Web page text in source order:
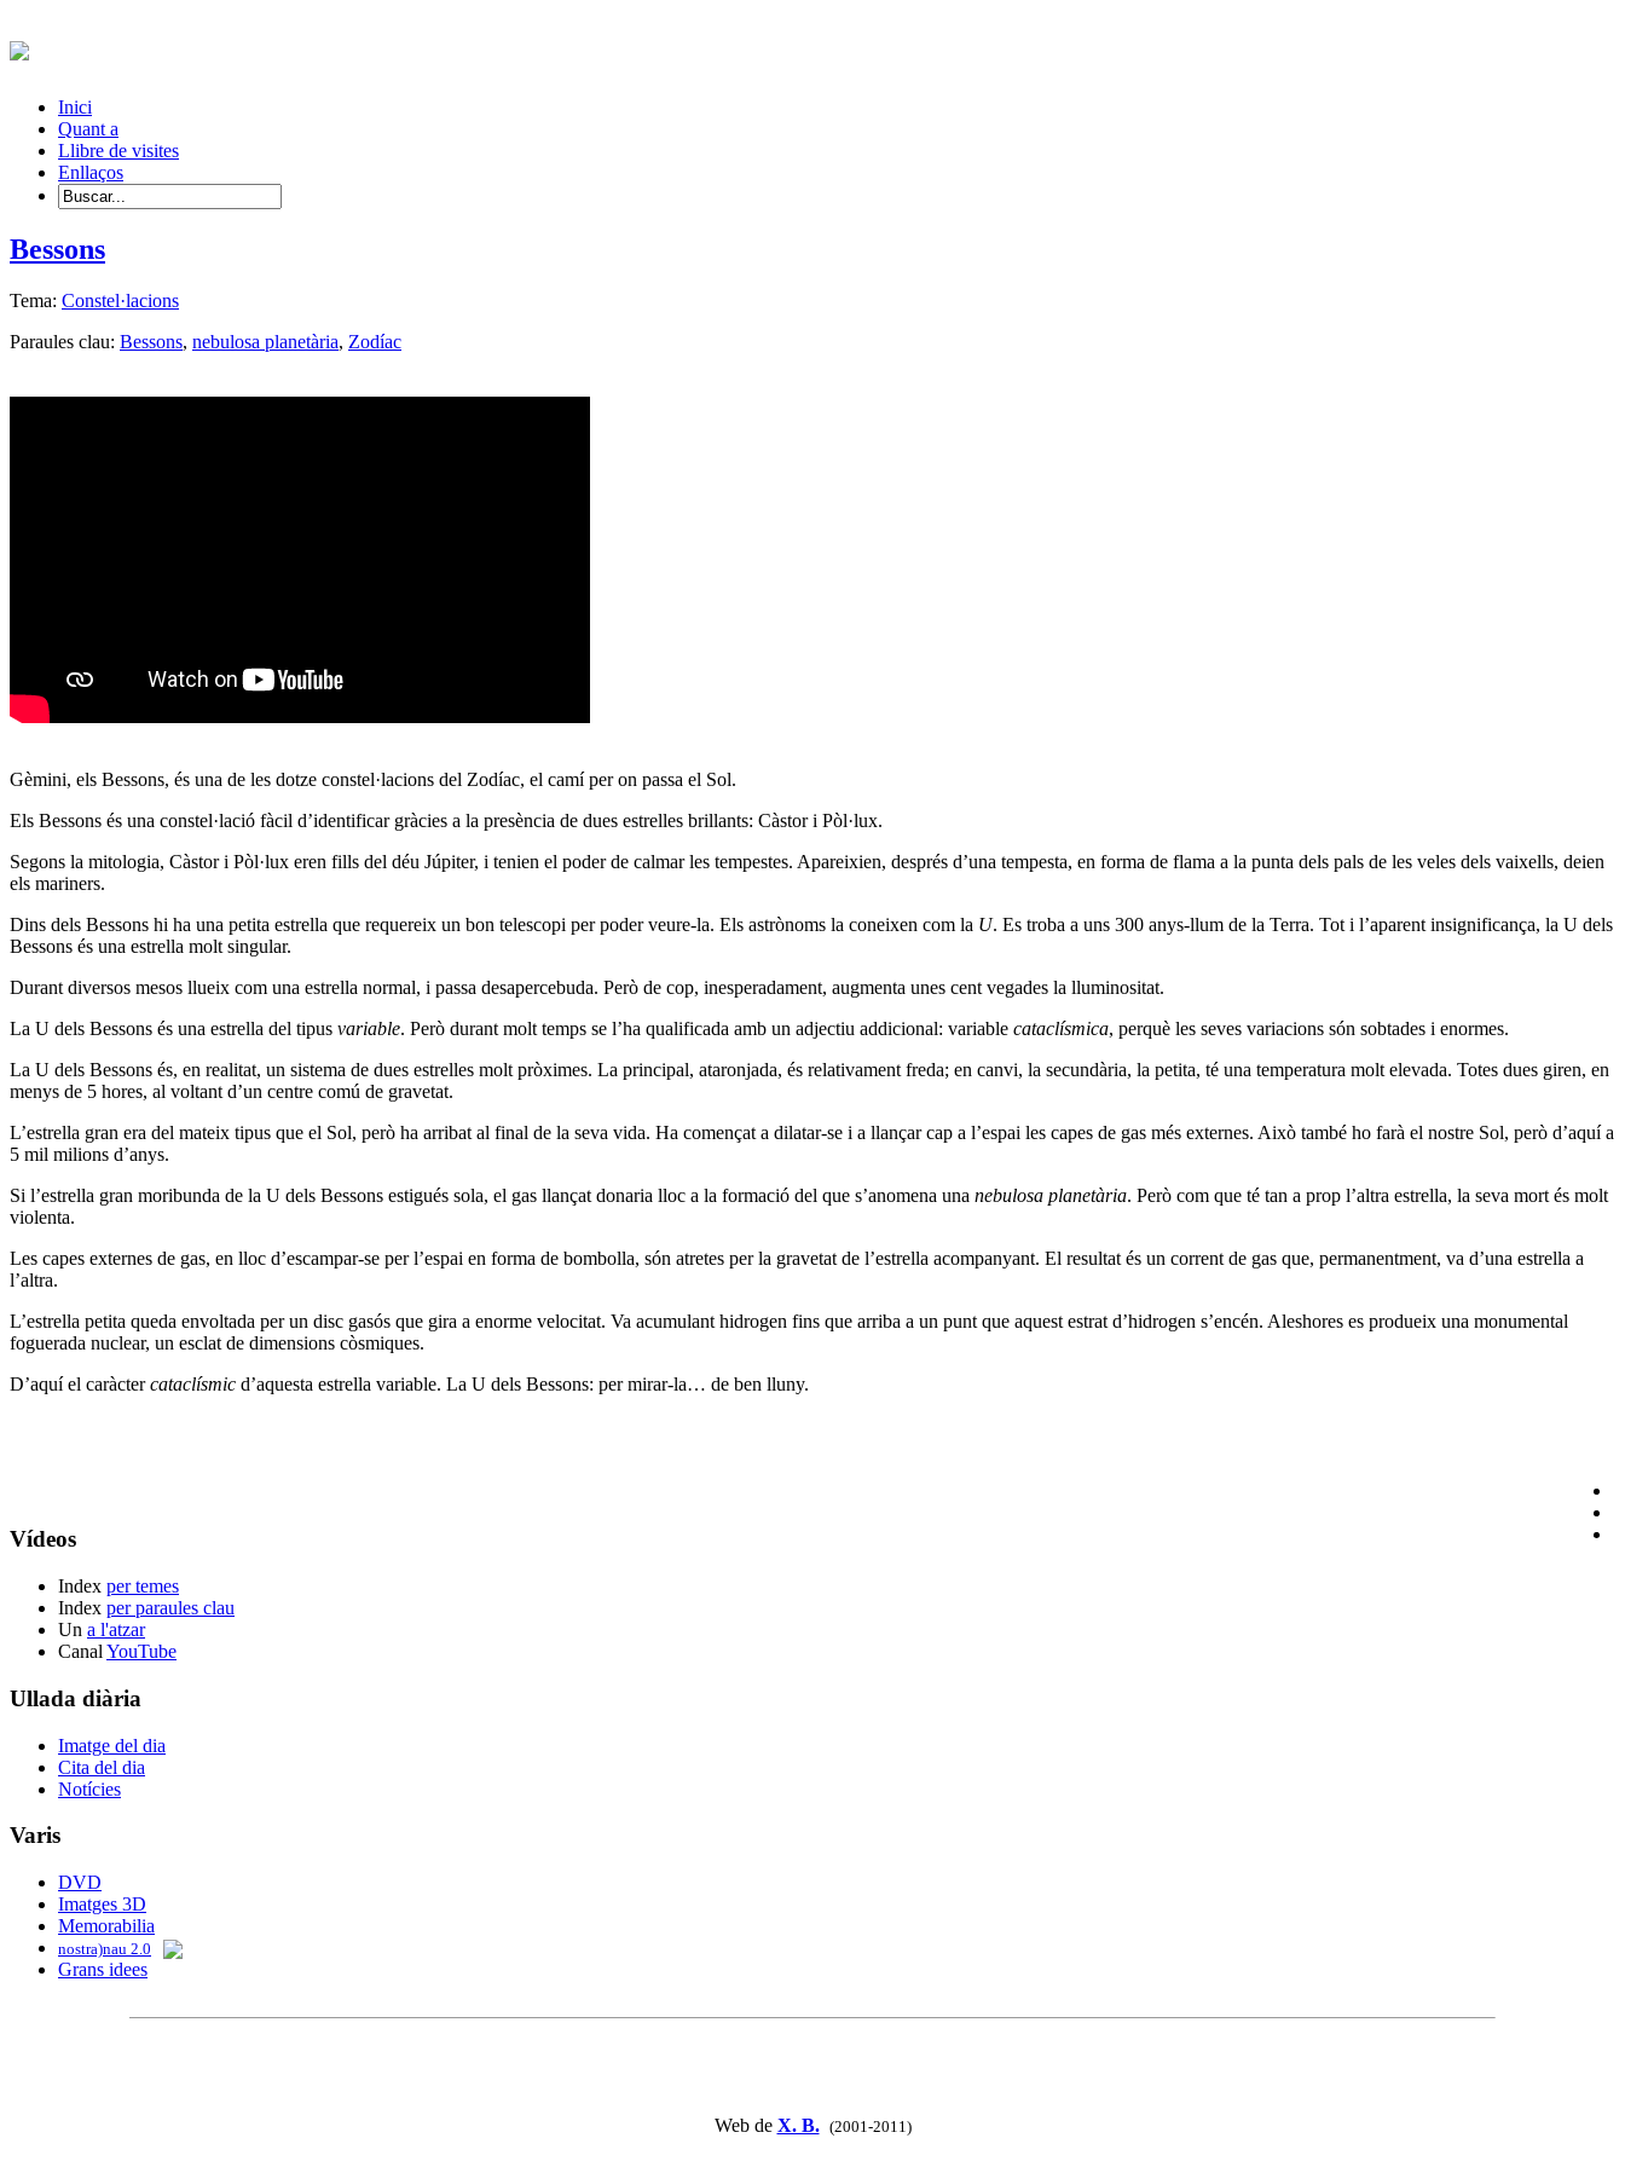
Inici
Quant a
Llibre de visites
Enllaços
Bessons
Tema: Constel·lacions
Paraules clau: Bessons, nebulosa planetària, Zodíac
Gèmini, els Bessons, és una de les dotze constel·lacions del Zodíac, el camí per on passa el Sol.
Els Bessons és una constel·lació fàcil d’identificar gràcies a la presència de dues estrelles brillants: Càstor i Pòl·lux.
Segons la mitologia, Càstor i Pòl·lux eren fills del déu Júpiter, i tenien el poder de calmar les tempestes. Apareixien, després d’una tempesta, en forma de flama a la punta dels pals de les veles dels vaixells, deien
els mariners.
Dins dels Bessons hi ha una petita estrella que requereix un bon telescopi per poder veure-la. Els astrònoms la coneixen com la U. Es troba a uns 300 anys-llum de la Terra. Tot i l’aparent insignificança, la U dels
Bessons és una estrella molt singular.
Durant diversos mesos llueix com una estrella normal, i passa desapercebuda. Però de cop, inesperadament, augmenta unes cent vegades la lluminositat.
La U dels Bessons és una estrella del tipus variable. Però durant molt temps se l’ha qualificada amb un adjectiu addicional: variable cataclísmica, perquè les seves variacions són sobtades i enormes.
La U dels Bessons és, en realitat, un sistema de dues estrelles molt pròximes. La principal, ataronjada, és relativament freda; en canvi, la secundària, la petita, té una temperatura molt elevada. Totes dues giren, en
menys de 5 hores, al voltant d’un centre comú de gravetat.
L’estrella gran era del mateix tipus que el Sol, però ha arribat al final de la seva vida. Ha començat a dilatar-se i a llançar cap a l’espai les capes de gas més externes. Això també ho farà el nostre Sol, però d’aquí a
5 mil milions d’anys.
Si l’estrella gran moribunda de la U dels Bessons estigués sola, el gas llançat donaria lloc a la formació del que s’anomena una nebulosa planetària. Però com que té tan a prop l’altra estrella, la seva mort és molt
violenta.
Les capes externes de gas, en lloc d’escampar-se per l’espai en forma de bombolla, són atretes per la gravetat de l’estrella acompanyant. El resultat és un corrent de gas que, permanentment, va d’una estrella a
l’altra.
L’estrella petita queda envoltada per un disc gasós que gira a enorme velocitat. Va acumulant hidrogen fins que arriba a un punt que aquest estrat d’hidrogen s’encén. Aleshores es produeix una monumental
foguerada nuclear, un esclat de dimensions còsmiques.
D’aquí el caràctercataclísmic d’aquesta estrella variable. La U dels Bessons: per mirar-la… de ben lluny.
Vídeos
Index per temes
Index per paraules clau
Un a l'atzar
Canal YouTube
Ullada diària
Imatge del dia
Cita del dia
Notícies
Varis
DVD
Imatges 3D
Memorabilia
nostra)nau 2.0
Grans idees
Web de X. B. (2001-2011)